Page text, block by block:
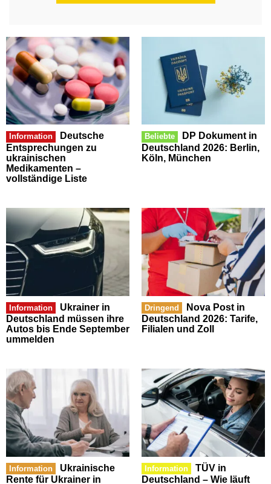
Information
Deutsche
Entsprechungen zu
ukrainischen
Medikamenten –
vollständige Liste
Beliebte
DP Dokument in
Deutschland 2026: Berlin,
Köln, München
Information
Ukrainer in
Deutschland müssen ihre
Autos bis Ende September
ummelden
Dringend
Nova Post in
Deutschland 2026: Tarife,
Filialen und Zoll
Information
Ukrainische
Rente für Ukrainer in
Information
TÜV in
Deutschland – Wie läuft